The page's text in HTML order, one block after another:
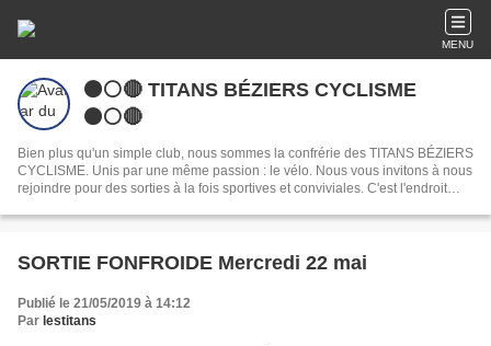
MENU
⚫️⚪️🔴 TITANS BÉZIERS CYCLISME
⚫️⚪️🔴
Bien plus qu'un simple club, nous sommes la confrérie des TITANS BÉZIERS
CYCLISME. Unis par une même passion : le vélo. Nous vous invitons à nous
rejoindre pour des sorties à la fois sportives et conviviales. C'est l'endroit
amitiés.
SORTIE FONFROIDE Mercredi 22 mai
Publié le 21/05/2019 à 14:12
Par lestitans